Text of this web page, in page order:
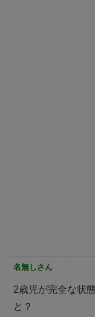
名無しさん
2歳児が完全な状
と？